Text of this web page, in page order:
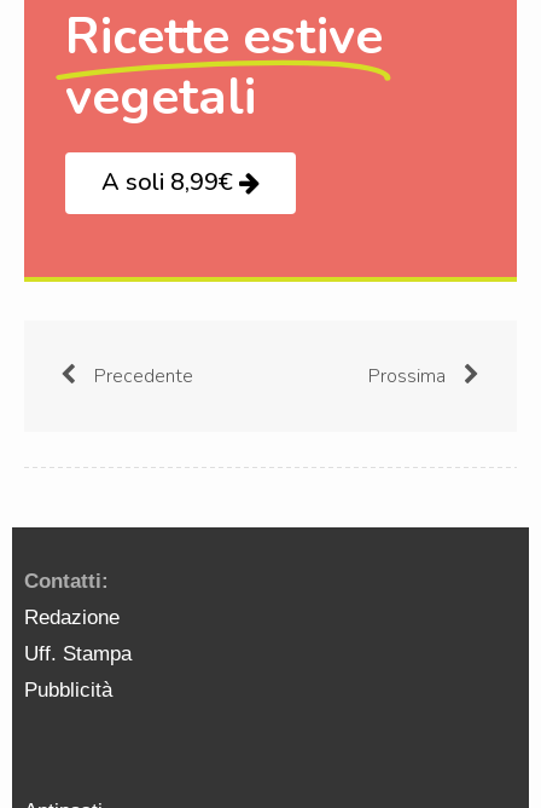
Ricette estive
vegetali
A soli 8,99€
Precedente Prossima
Contatti:
Redazione
Uff. Stampa
Pubblicità